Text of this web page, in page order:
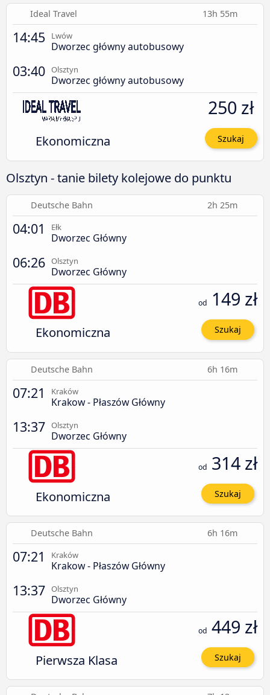
Ideal Travel 13h 55m
14:45 Lwów
Dworzec główny autobusowy
03:40 Olsztyn
Dworzec główny autobusowy
Ekonomiczna
250 zł
Szukaj
Olsztyn - tanie bilety kolejowe do punktu
Deutsche Bahn 2h 25m
04:01 Ełk
Dworzec Główny
06:26 Olsztyn
Dworzec Główny
Ekonomiczna
od 149 zł
Szukaj
Deutsche Bahn 6h 16m
07:21 Kraków
Krakow - Płaszów Główny
13:37 Olsztyn
Dworzec Główny
Ekonomiczna
od 314 zł
Szukaj
Deutsche Bahn 6h 16m
07:21 Kraków
Krakow - Płaszów Główny
13:37 Olsztyn
Dworzec Główny
Pierwsza Klasa
od 449 zł
Szukaj